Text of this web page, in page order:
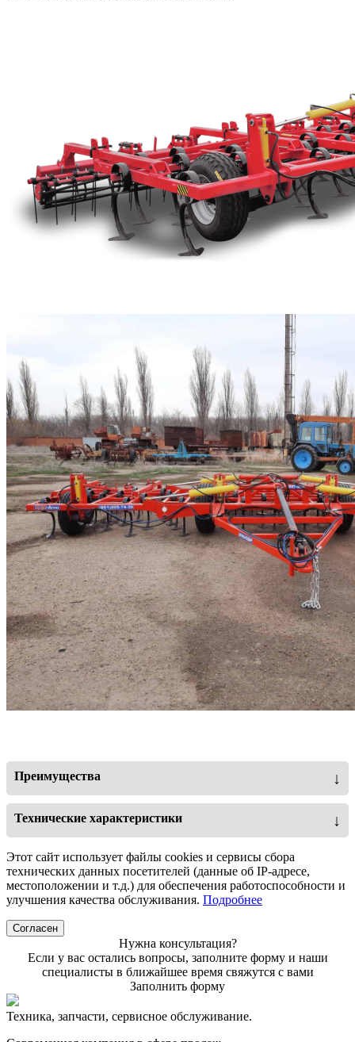
Преимущества ↓
Четырехрядное расположение рабочих органов
Простая регулировка глубины обработки
Копирование рельефа почвы
Культиватор КС-8М предназначен для сплошной обработки
почвы глубиной до 12 см, выравнивания зяби,
возделывания паров, рыхления стерни. Применяется в
Технические характеристики ↓
Агрегатируемость, л.с.
180-220
Тип орудия
Полуприцепное
Количество рабочих рядов
Количество рабочих органов (шт)
45
Расстояние между рядами, мм
Клиренс рамы, мм
Габариты в рабочем положении (д/в/
Этот сайт использует файлы cookies и сервисы сбора
технических данных посетителей (данные об IP-адресе,
местоположении и т.д.) для обеспечения работоспособности и
улучшения качества обслуживания. Подробнее
Согласен
Нужна консультация?
Если у вас остались вопросы, заполните форму и наши
специалисты в ближайшее время свяжутся с вами
Заполнить форму
Техника, запчасти, сервисное обслуживание.